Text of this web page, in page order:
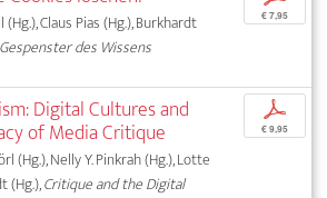
Claus Pias (Hg.), Burkhardt
Gespenster des Wissens
€ 7,95
Digital Cultures and
of Media Critique
(Hg.), Nelly Y. Pinkrah (Hg.), Lotte
(Hg.),Critique and the Digital
p
€ 9,95